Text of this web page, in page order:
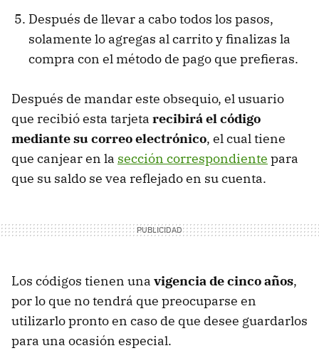
Después de llevar a cabo todos los pasos,
solamente lo agregas al carrito y finalizas la
compra con el método de pago que prefieras.
Después de mandar este obsequio, el usuario
que recibió esta tarjeta recibirá el código
mediante su correo electrónico, el cual tiene
que canjear en la sección correspondiente para
que su saldo se vea reflejado en su cuenta.
Los códigos tienen una vigencia de cinco años,
por lo que no tendrá que preocuparse en
utilizarlo pronto en caso de que desee guardarlos
para una ocasión especial.